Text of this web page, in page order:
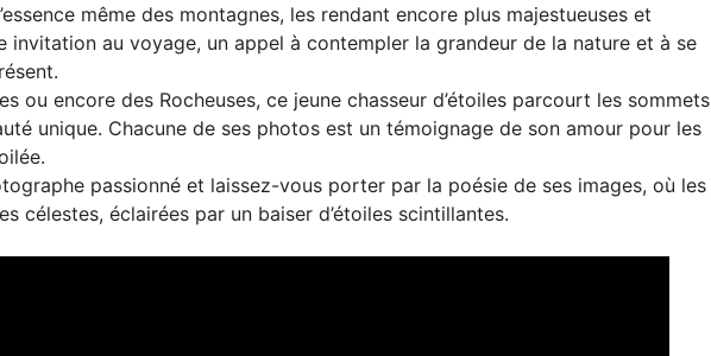
même des montagnes, les rendant encore plus majestueuses et
invitation au voyage, un appel à contempler la grandeur de la nature et à se
ou encore des Rocheuses, ce jeune chasseur d’étoiles parcourt les sommets
unique. Chacune de ses photos est un témoignage de son amour pour les
passionné et laissez-vous porter par la poésie de ses images, où les
célestes, éclairées par un baiser d’étoiles scintillantes.